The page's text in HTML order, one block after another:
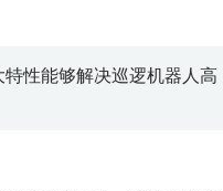
性能够解决巡逻机器人高